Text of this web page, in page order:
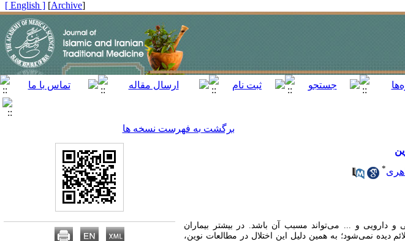
[
Archive
]
[ English ]
برگشت به فهرست نسخه ها
*
و ... می‌تواند مسبب آن باشد. در بیشتر بیماران
دیده نمی‌شود؛ به همین دلیل این اختلال در مطالعات نوین،